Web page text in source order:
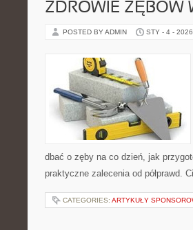
ZDROWIE ZĘBÓW
POSTED BY ADMIN STY - 4 - 2026
dbać o zęby na co dzień, jak
praktyczne zalecenia od półprawd.
CATEGORIES: ARTYKUŁY